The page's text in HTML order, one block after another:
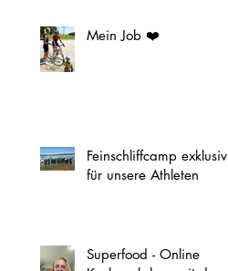
Mein Job ❤️
Feinschliffcamp exklusiv
für unsere Athleten
Superfood - Online